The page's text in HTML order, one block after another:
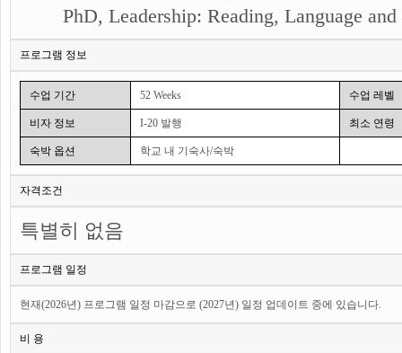
PhD, Leadership: Reading, Language
프로그램 정보
수업 기간 52 Weeks 수업 레벨
비자 정보 I-20 발행 최소 연령
숙박 옵션 학교 내 기숙사/숙박
자격조건
특별히 없음
프로그램 일정
현재(2026년) 프로그램 일정 마감으로 (2027년) 일정 업데이트 중에 있습니다.
비 용